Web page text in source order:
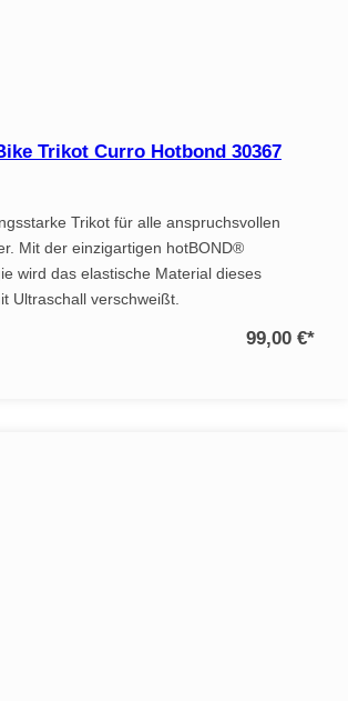
Trikot Curro Hotbond 30367
Trikot für alle anspruchsvollen
Mit der einzigartigen hotBOND®
wird das elastische Material dieses
Ultraschall verschweißt.
99,00 €*